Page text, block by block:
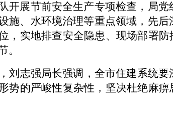
开展节前安全生产专项检查， 局党
施、水环境治理等重点领域， 先后
，实地排查安全隐患、 现场部署防
。
，刘志强局长强调，全市住建系统
势的严峻性复杂性，坚决杜绝麻